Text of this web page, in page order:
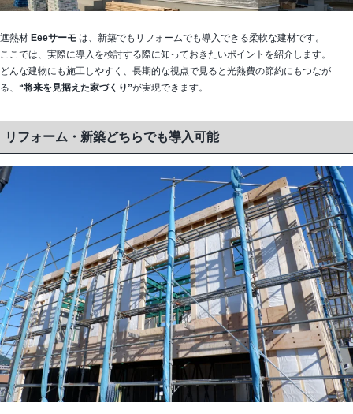
遮熱材 Eeeサーモ は、新築でもリフォームでも導入できる柔軟な建材です。
ここでは、実際に導入を検討する際に知っておきたいポイントを紹介します。
どんな建物にも施工しやすく、長期的な視点で見ると光熱費の節約にもつなが
る、 “将来を見据えた家づくり”が実現できます。
リフォーム・新築どちらでも導入可能